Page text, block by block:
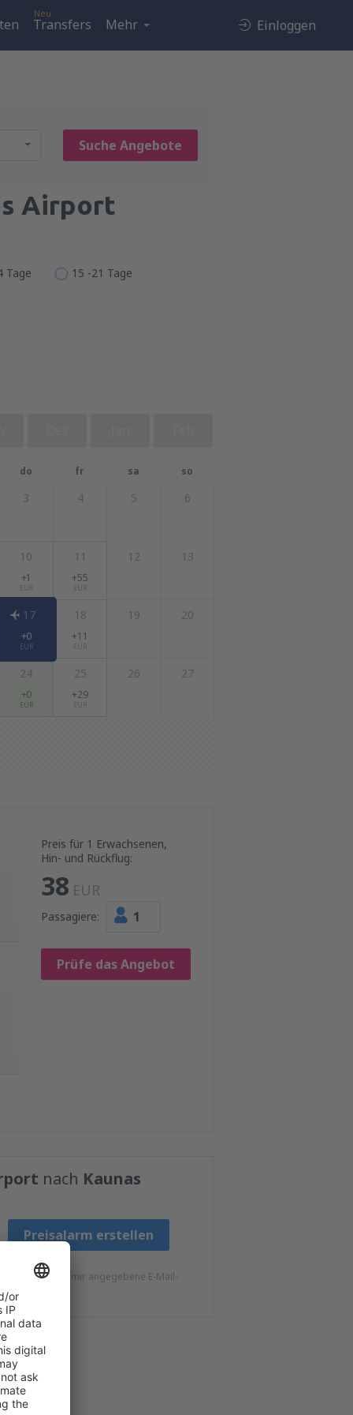
Neu
Transfers Mehr Einloggen
Suche Angebote
Airport
Tage 15 -21 Tage
do fr sa so
3 4 5 6
10
+1
EUR
11
+55
EUR
12 13
17
+0
EUR
18
+11
EUR
19 20
24
+0
EUR
25
+29
EUR
26 27
Preis für 1 Erwachsenen,
Hin- und Rückflug:
38 EUR
Passagiere: 1
Prüfe das Angebot
nach Kaunas
Preisalarm erstellen
an die von mir angegebene E-Mail-